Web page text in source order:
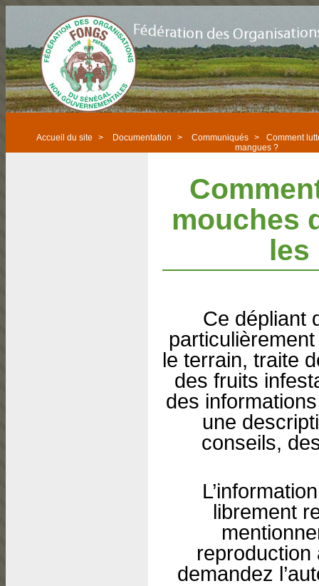
Accueil du site > Documentation > Communiqués >
Comment
mangues ?
mouches
les
Ce dépliant
le terrain, traite
des fruits
des
une
conseils,
librement
demandez